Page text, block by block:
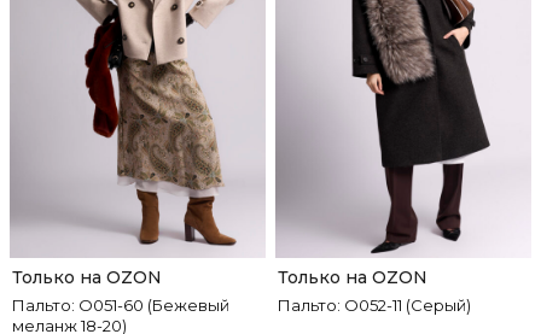
Пальто: О051-60 (Бежевый
меланж 18-20)
Только на OZON
Пальто: О052-11 (Серый)
Только на OZON